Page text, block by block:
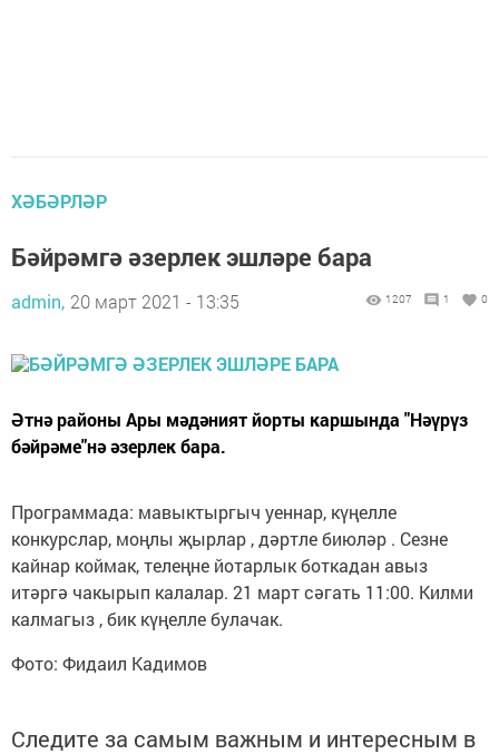
ХӘБӘРЛӘР
Бәйрәмгә әзерлек эшләре бара
admin, 20 март 2021 - 13:35 1207 1 0
Әтнә районы Ары мәдәният йорты каршында "Нәүрүз
бәйрәме"нә әзерлек бара.
Программада: мавыктыргыч уеннар, күңелле
конкурслар, моңлы җырлар , дәртле биюләр . Сезне
кайнар коймак, телеңне йотарлык боткадан авыз
итәргә чакырып калалар. 21 март сәгать 11:00. Килми
калмагыз , бик күңелле булачак.
Фото: Фидаил Кадимов
Следите за самым важным и интересным в